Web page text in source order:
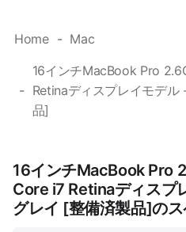
Home Mac
16インチMacBook Pro
Retinaディスプレイモデ
品]
16インチMacBook Pro
Core i7 Retinaディスプ
グレイ [整備済製品]の